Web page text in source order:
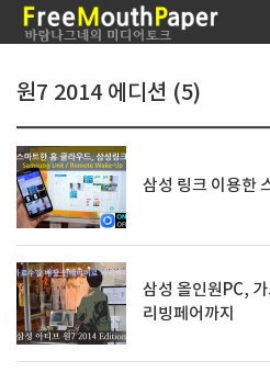
원7 2014 에디션 (5)
삼성 링크 이용한
삼성 올인원PC,
리빙페어까지